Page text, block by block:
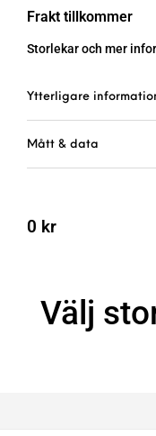
Frakt tillkommer
Storlekar och mer
Ytterligare
Mått & data
0 kr
Välj